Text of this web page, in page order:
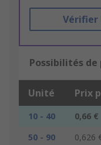
Vérifier
Possibilités de
Unité Prix
10 - 40 0,66 €
50 - 90
0,626